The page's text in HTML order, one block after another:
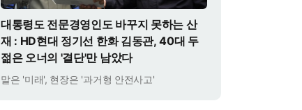
대통령도 전문경영인도 바꾸지 못하는 산
재 : HD현대 정기선 한화 김동관, 40대 두
젊은 오너의 '결단'만 남았다
말은 '미래', 현장은 '과거형 안전사고'